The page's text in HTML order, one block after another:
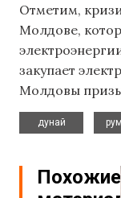
Отметим,
Молдове,
закупает
Молдовы
дунай
Похожие